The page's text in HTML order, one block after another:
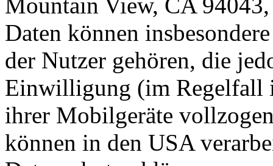
Daten können
der Nutzer gehören, die
Einwilligung (im Regelfall
ihrer Mobilgeräte
können in den USA